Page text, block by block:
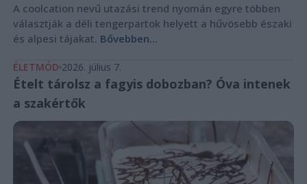
A coolcation nevű utazási trend nyomán egyre többen
választják a déli tengerpartok helyett a hűvösebb északi
és alpesi tájakat. Bővebben...
ÉLETMÓD 2026. július 7.
Ételt tárolsz a fagyis dobozban? Óva intenek
a szakértők